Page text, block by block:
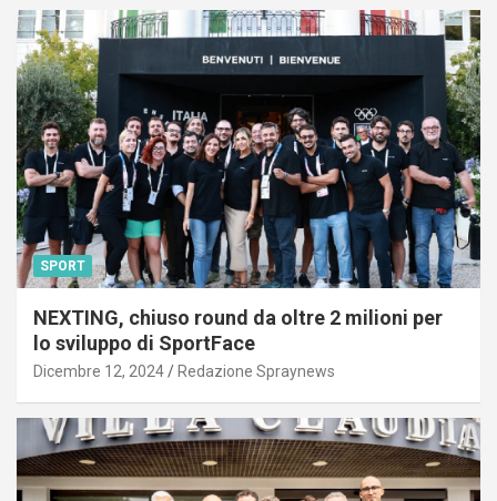
SPORT
NEXTING, chiuso round da oltre 2 milioni per
lo sviluppo di SportFace
Dicembre 12, 2024 Redazione Spraynews